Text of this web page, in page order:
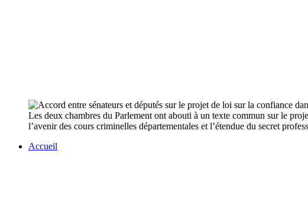
Les deux chambres du Parlement ont abouti à un texte commun sur le
l’avenir des cours criminelles départementales et l’étendue du secret
Accueil